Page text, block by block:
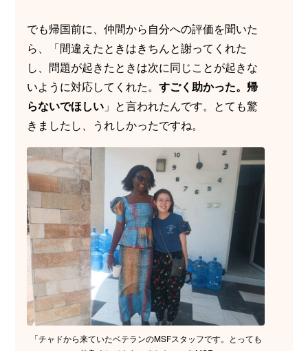
でも帰国前に、仲間から自分への評価を聞いた
ら、「間違えたときはきちんと謝ってくれた
し、問題が起きたときは次に同じことが起きな
いように対応してくれた。 すごく助かった。帰
らないでほしい 」と言われたんです。とても驚
きましたし、うれしかったですね。
「チャドから来ていたベテランのMSFスタッフです。とっても